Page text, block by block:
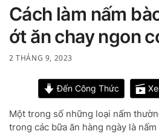
Cách làm nấm
ớt ăn chay ngon
2 THÁNG 9, 2023
Đến Công Thức
Một trong số những loại nấm
trong các bữa ăn hàng ngày là